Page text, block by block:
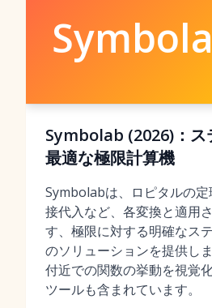
Symbolab (2026)：ス
最適な極限計算機
Symbolabは、ロピタルの
接代入など、各変換と適用
す、極限に対する明確なス
のソリューションを提供し
付近での関数の挙動を視覚
ツールも含まれています。